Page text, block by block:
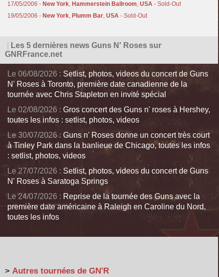
17/05/2006 - New York, Hammerstein Ballroom,USA - Sold-Out
19/05/2006 - New York, Plumm Bar,USA - Sold-Out
Les 5 dernières news Guns N' Roses sur
GNRFrance.net
Le 06/08/2026 : Setlist, photos, videos du concert de Guns
N' Roses à Toronto, première date canadienne de la
tournée avec Chris Stapleton en invité spécial
Le 02/08/2026 : Gros concert des Guns n' roses à Hershey,
toutes les infos : setlist, photos, videos
Le 30/07/2026 : Guns n' Roses donne un concert très court
à Tinley Park dans la banlieue de Chicago, toutes les infos
: setlist, photos, videos
Le 27/07/2026 : Setlist, photos, videos du concert de Guns
N' Roses à Saratoga Springs
Le 24/07/2026 : Reprise de la tournée des Guns avec la
première date américaine à Raleigh en Caroline du Nord,
toutes les infos
> Autres tournées de GN'R